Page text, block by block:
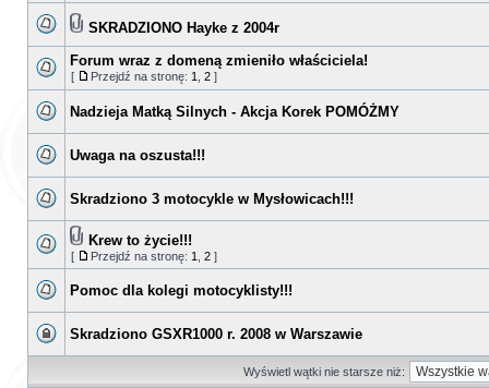
SKRADZIONO Hayke z 2004r
Forum wraz z domeną zmieniło właściciela!
[ Przejdź na stronę: 1 2 ]
Nadzieja Matką Silnych - Akcja Korek POMÓŻMY
Uwaga na oszusta!!!
Skradziono 3 motocykle w Mysłowicach!!!
Krew to życie!!!
[ Przejdź na stronę: 1 2 ]
Pomoc dla kolegi motocyklisty!!!
Skradziono GSXR1000 r. 2008 w Warszawie
Wyświetl wątki nie starsze niż: